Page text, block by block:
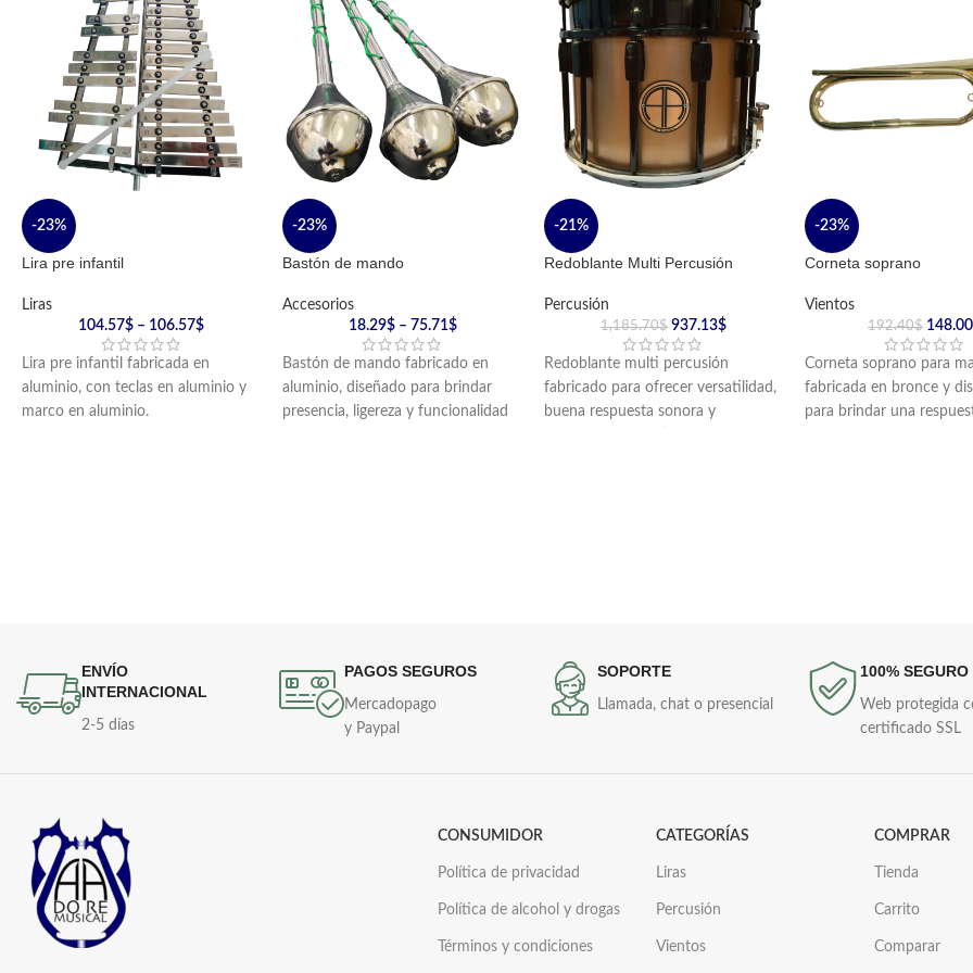
-23%
Lira pre infantil
Liras
104.57$ – 106.57$
Lira pre infantil fabricada en
aluminio, con teclas en aluminio y
marco en aluminio.
-23%
Bastón de mando
Accesorios
18.29$ – 75.71$
Bastón de mando fabricado en
aluminio, diseñado para brindar
presencia, ligereza y funcionalidad
-21%
Redoblante Multi Percusión
Percusión
1,185.70$ 937.13$
Redoblante multi percusión
fabricado para ofrecer versatilidad,
buena respuesta sonora y
-23%
Corneta soprano
Vientos
192.40$ 148.00
Corneta soprano para
fabricada en bronce y
para brindar una
ENVÍO
INTERNACIONAL
2-5 días
PAGOS SEGUROS
Mercadopago
y Paypal
SOPORTE
Llamada, chat o presencial
100% SEGURO
Web protegida
certificado SSL
CONSUMIDOR
Política de privacidad
Política de alcohol y drogas
Términos y condiciones
CATEGORÍAS
Liras
Percusión
Vientos
COMPRAR
Tienda
Carrito
Comparar